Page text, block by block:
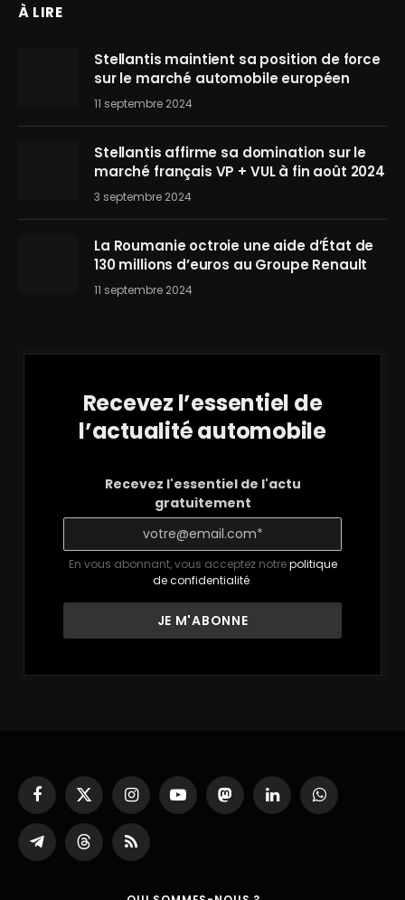
À LIRE
Stellantis maintient sa position de force
sur le marché automobile européen
11 septembre 2024
Stellantis affirme sa domination sur le
marché français VP + VUL à fin août 2024
3 septembre 2024
La Roumanie octroie une aide d’État de
130 millions d’euros au Groupe Renault
11 septembre 2024
Recevez l’essentiel de
l’actualité automobile
Recevez l'essentiel de l'actu
gratuitement
En vous abonnant, vous acceptez notrepolitique
de confidentialité.
Facebook
X
(Twitter)
InstagramYouTubeMastodonLinkedInWhatsApp
Partager
sur
ThreadsRSS